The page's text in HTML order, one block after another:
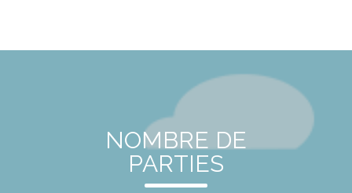
NOMBRE DE
PARTIES